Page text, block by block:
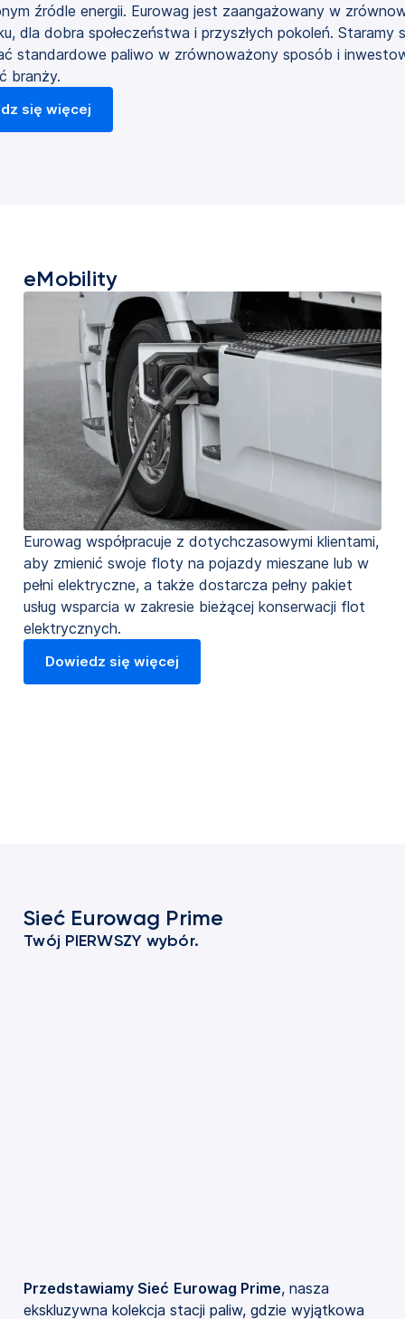
źródle energii. Eurowag jest zaangażowany w
dla dobra społeczeństwa i przyszłych pokoleń. Staramy
standardowe paliwo w zrównoważony sposób i
branży.
się więcej
eMobility
Eurowag współpracuje z dotychczasowymi klientami,
aby zmienić swoje floty na pojazdy mieszane lub w
pełni elektryczne, a także dostarcza pełny pakiet
usług wsparcia w zakresie bieżącej konserwacji flot
elektrycznych.
Dowiedz się więcej
Sieć Eurowag Prime
Twój PIERWSZY wybór.
Przedstawiamy Sieć Eurowag Prime, nasza
ekskluzywna kolekcja stacji paliw, gdzie wyjątkowa